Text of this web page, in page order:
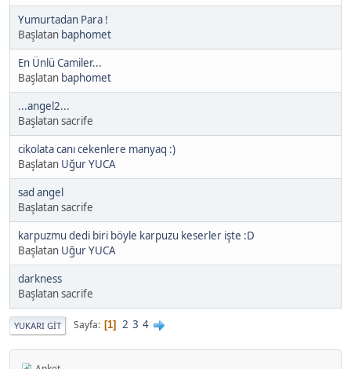
Yumurtadan Para !
Başlatan baphomet
En Ünlü Camiler...
Başlatan baphomet
...angel2...
Başlatan sacrife
cikolata canı cekenlere manyaq :)
Başlatan Uğur YUCA
sad angel
Başlatan sacrife
karpuzmu dedi biri böyle karpuzu keserler işte :D
Başlatan Uğur YUCA
darkness
Başlatan sacrife
YUKARI GIT Sayfa 1 2 3 4